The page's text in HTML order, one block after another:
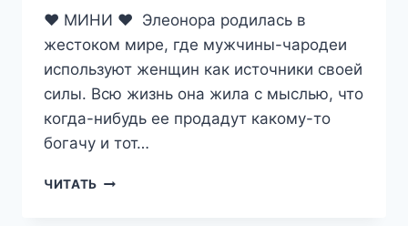
♥ МИНИ ♥ Элеонора родилась в
жестоком мире, где мужчины-чародеи
используют женщин как источники своей
силы. Всю жизнь она жила с мыслью, что
когда-нибудь ее продадут какому-то
богачу и тот…
ЧИТАТЬ (НЕ)